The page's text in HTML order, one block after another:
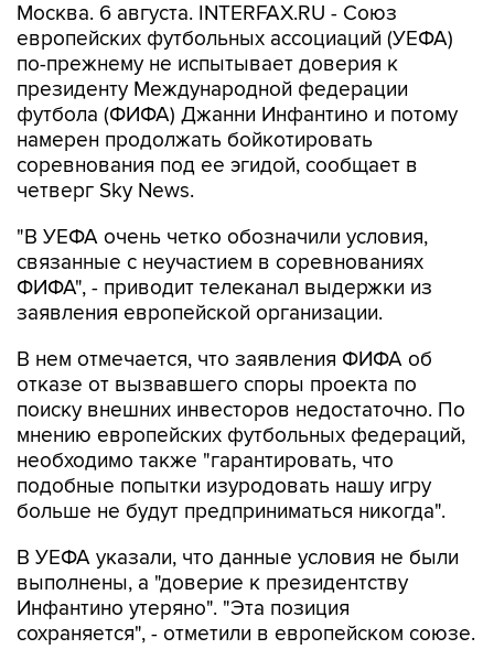
Москва. 6 августа. INTERFAX.RU - Союз
европейских футбольных ассоциаций (УЕФА)
по-прежнему не испытывает доверия к
президенту Международной федерации
футбола (ФИФА) Джанни Инфантино и потому
намерен продолжать бойкотировать
соревнования под ее эгидой, сообщает в
четверг Sky News.
"В УЕФА очень четко обозначили условия,
связанные с неучастием в соревнованиях
ФИФА", - приводит телеканал выдержки из
заявления европейской организации.
В нем отмечается, что заявления ФИФА об
отказе от вызвавшего споры проекта по
поиску внешних инвесторов недостаточно. По
мнению европейских футбольных федераций,
необходимо также "гарантировать, что
подобные попытки изуродовать нашу игру
больше не будут предприниматься никогда".
В УЕФА указали, что данные условия не были
выполнены, а "доверие к президентству
Инфантино утеряно". "Эта позиция
сохраняется", - отметили в европейском союзе.